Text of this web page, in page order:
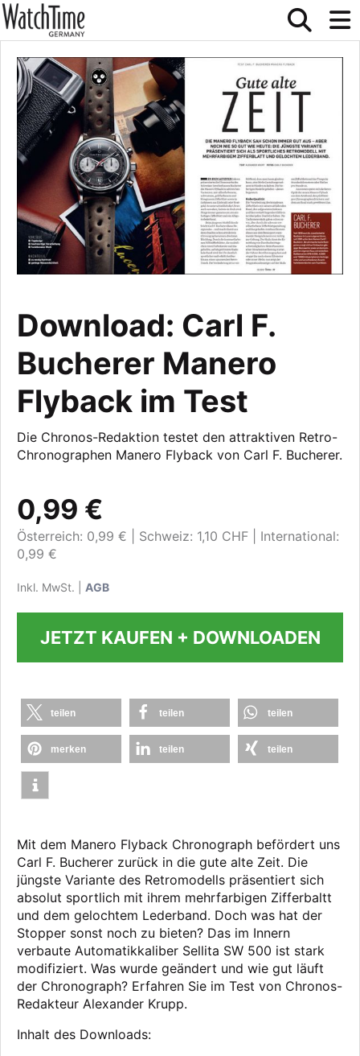
Download: Carl F.
Bucherer Manero
Flyback im Test
Die Chronos-Redaktion testet den attraktiven Retro-
Chronographen Manero Flyback von Carl F. Bucherer.
0,99 €
Österreich: 0,99 € Schweiz: 1,10 CHF
International:
0,99 €
Inkl. MwSt. | AGB
JETZT KAUFEN + DOWNLOADEN
teilen teilen teilen
merken teilen teilen
Mit dem Manero Flyback Chronograph befördert uns
Carl F. Bucherer zurück in die gute alte Zeit. Die
jüngste Variante des Retromodells präsentiert sich
absolut sportlich mit ihrem mehrfarbigen Zifferbaltt
und dem gelochtem Lederband. Doch was hat der
Stopper sonst noch zu bieten? Das im Innern
verbaute Automatikkaliber Sellita SW 500 ist stark
modifiziert. Was wurde geändert und wie gut läuft
der Chronograph? Erfahren Sie im Test von Chronos-
Redakteur Alexander Krupp.
Inhalt des Downloads: